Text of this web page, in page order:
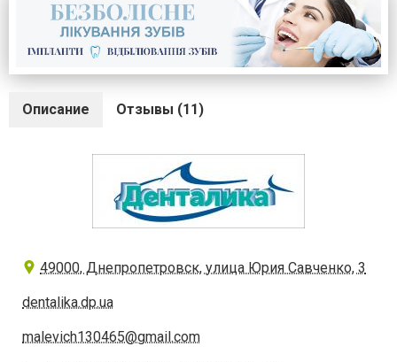
Описание Отзывы (11)
49000, Днепропетровск, улица Юрия Савченко, 3
dentalika.dp.ua
malevich130465@gmail.com